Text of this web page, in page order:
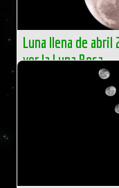
Luna llena de abril
ver la Luna Rosa
Tras la Luna del Gusano
de la primavera, abril nos